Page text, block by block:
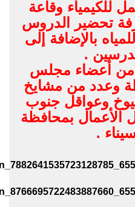
للكيمياء وقاعة
تحضير الدروس
بالإضافة إلى
.
من أعضاء مجلس
وعدد من مشايخ
وعواقل جنوب
الأعمال بمحافظة
.